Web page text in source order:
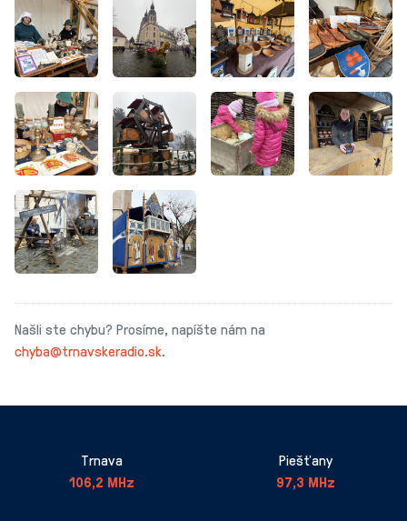
Našli ste chybu? Prosíme, napíšte nám na
chyba@trnavskeradio.sk.
Trnava
106,2 MHz
Piešťany
97,3 MHz